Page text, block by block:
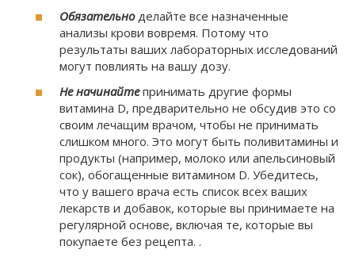
Обязательноделайте все назначенные
анализы крови вовремя. Потому что
результаты ваших лабораторных исследований
могут повлиять на вашу дозу.
Не начинайтепринимать другие формы
витамина D, предварительно не обсудив это со
своим лечащим врачом, чтобы не принимать
слишком много. Это могут быть поливитамины и
продукты (например, молоко или апельсиновый
сок), обогащенные витамином D. Убедитесь,
что у вашего врача есть список всех ваших
лекарств и добавок, которые вы принимаете на
регулярной основе, включая те, которые вы
покупаете без рецепта. .